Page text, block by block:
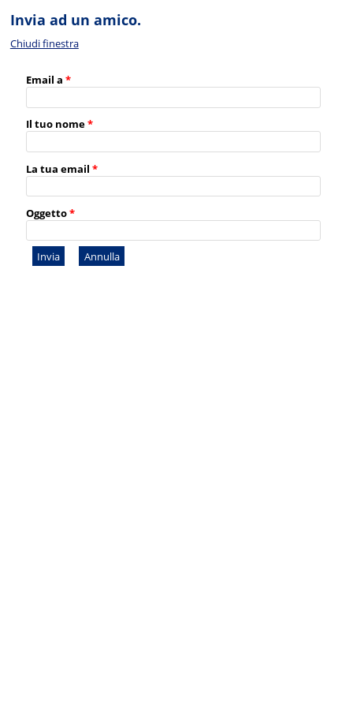
Invia ad un amico.
Chiudi finestra
Email a *
Il tuo nome*
La tua email *
Oggetto*
Invia Annulla